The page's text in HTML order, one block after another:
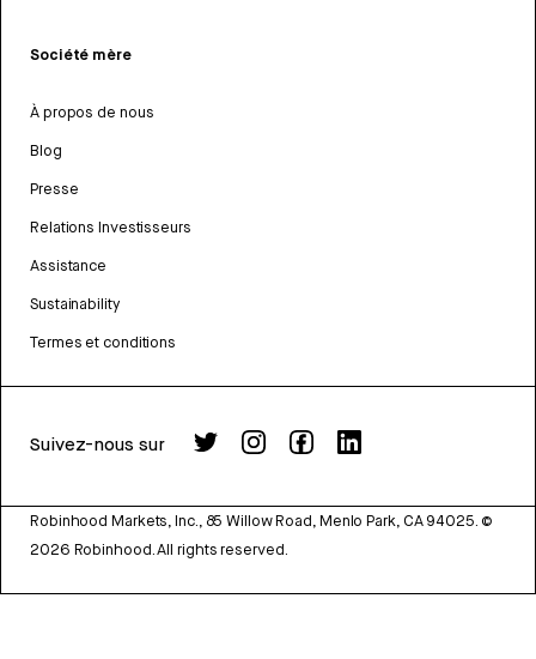
Société mère
À propos de nous
Blog
Presse
Relations Investisseurs
Assistance
Sustainability
Termes et conditions
Suivez-nous sur
Robinhood Markets, Inc., 85 Willow Road, Menlo Park, CA 94025. ©
2026 Robinhood. All rights reserved.